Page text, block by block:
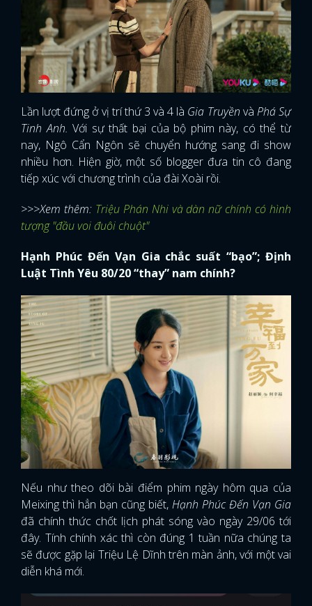
Lần lượt đứng ở vị trí thứ 3 và 4 là Gia Truyền và Phá Sự
Tinh Anh.Với sự thất bại của bộ phim này, có thể từ
nay, Ngô Cẩn Ngôn sẽ chuyển hướng sang đi show
nhiều hơn. Hiện giờ, một số blogger đưa tin cô đang
tiếp xúc với chương trình của đài Xoài rồi.
>>>Xem thêm: Triệu Phán Nhi và dàn nữ chính có hình
tượng "đầu voi đuôi chuột"
Hạnh Phúc Đến Vạn Gia chắc suất “bạo”; Định
Luật Tình Yêu 80/20 “thay” nam chính?
Nếu như theo dõi bài điểm phim ngày hôm qua của
Meixing thì hẳn bạn cũng biết, Hạnh Phúc Đến Vạn Gia
đã chính thức chốt lịch phát sóng vào ngày 29/06 tới
đây. Tính chính xác thì còn đúng 1 tuần nữa chúng ta
sẽ được gặp lại Triệu Lệ Dĩnh trên màn ảnh, với một vai
diễn khá mới.